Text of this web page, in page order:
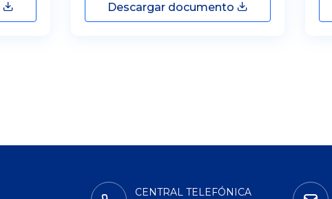
Descargar documento
CENTRAL TELEFÓNICA